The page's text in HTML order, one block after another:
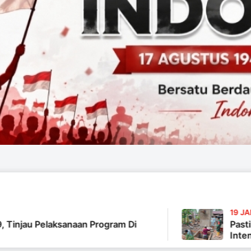
Program Di
19 JAM LALU
Pastikan Standar
Intensif Awasi